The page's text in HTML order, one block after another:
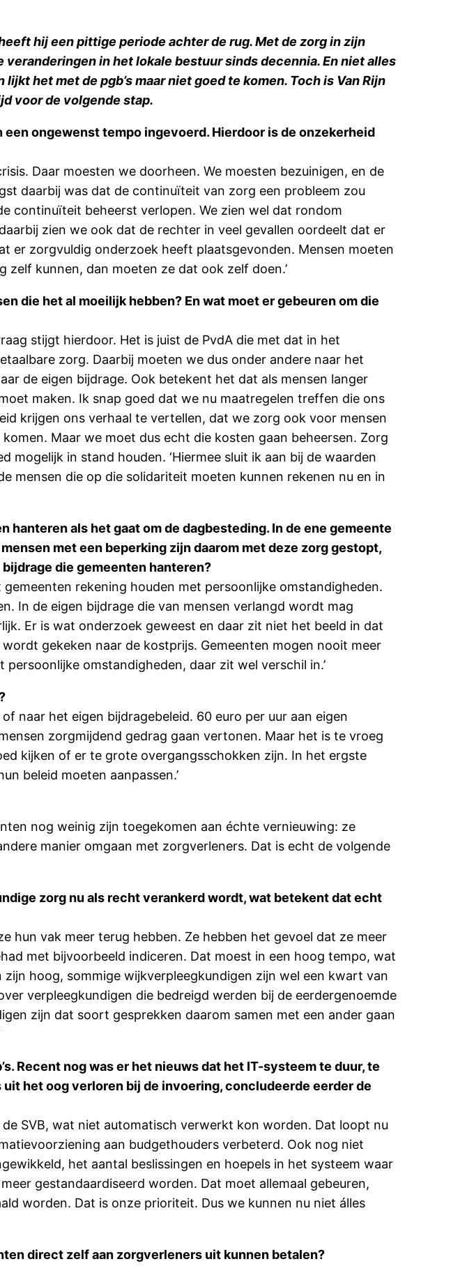
hij een pittige periode achter de rug. Met de zorg in zijn
in het lokale bestuur sinds decennia. En niet alles
het met de pgb’s maar niet goed te komen. Toch is Van Rijn
voor de volgende stap.
ongewenst tempo ingevoerd. Hierdoor is de onzekerheid
Daar moesten we doorheen. We moesten bezuinigen, en de
daarbij was dat de continuïteit van zorg een probleem zou
continuïteit beheerst verlopen. We zien wel dat rondom
zien we ook dat de rechter in veel gevallen oordeelt dat er
er zorgvuldig onderzoek heeft plaatsgevonden. Mensen moeten
kunnen, dan moeten ze dat ook zelf doen.’
die het al moeilijk hebben? En wat moet er gebeuren om die
stijgt hierdoor. Het is juist de PvdA die met dat in het
zorg. Daarbij moeten we dus onder andere naar het
de eigen bijdrage. Ook betekent het dat als mensen langer
maken. Ik snap goed dat we nu maatregelen treffen die ons
krijgen ons verhaal te vertellen, dat we zorg ook voor mensen
Maar we moet dus echt die kosten gaan beheersen. Zorg
mogelijk in stand houden. ‘Hiermee sluit ik aan bij de waarden
mensen die op die solidariteit moeten kunnen rekenen nu en in
als het gaat om de dagbesteding. In de ene gemeente
met een beperking zijn daarom met deze zorg gestopt,
die gemeenten hanteren?
rekening houden met persoonlijke omstandigheden.
In de eigen bijdrage die van mensen verlangd wordt mag
Er is wat onderzoek geweest en daar zit niet het beeld in dat
gekeken naar de kostprijs. Gemeenten mogen nooit meer
omstandigheden, daar zit wel verschil in.’
naar het eigen bijdragebeleid. 60 euro per uur aan eigen
zorgmijdend gedrag gaan vertonen. Maar het is te vroeg
kijken of er te grote overgangsschokken zijn. In het ergste
beleid moeten aanpassen.’
nog weinig zijn toegekomen aan échte vernieuwing: ze
manier omgaan met zorgverleners. Dat is echt de volgende
zorg nu als recht verankerd wordt, wat betekent dat echt
hun vak meer terug hebben. Ze hebben het gevoel dat ze meer
met bijvoorbeeld indiceren. Dat moest in een hoog tempo, wat
hoog, sommige wijkverpleegkundigen zijn wel een kwart van
verpleegkundigen die bedreigd werden bij de eerdergenoemde
zijn dat soort gesprekken daarom samen met een ander gaan
Recent nog was er het nieuws dat het IT-systeem te duur, te
het oog verloren bij de invoering, concludeerde eerder de
SVB, wat niet automatisch verwerkt kon worden. Dat loopt nu
aan budgethouders verbeterd. Ook nog niet
het aantal beslissingen en hoepels in het systeem waar
gestandaardiseerd worden. Dat moet allemaal gebeuren,
worden. Dat is onze prioriteit. Dus we kunnen nu niet álles
direct zelf aan zorgverleners uit kunnen betalen?